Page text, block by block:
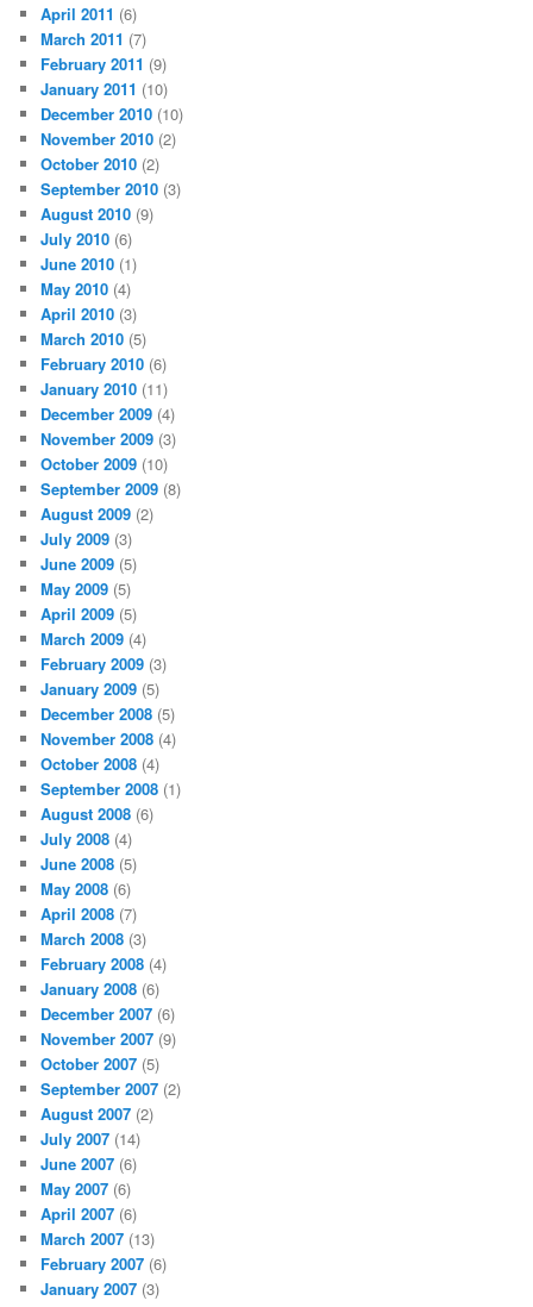
April 2011 (6)
March 2011 (7)
February 2011 (9)
January 2011 (10)
December 2010 (10)
November 2010 (2)
October 2010 (2)
September 2010 (3)
August 2010 (9)
July 2010 (6)
June 2010 (1)
May 2010 (4)
April 2010 (3)
March 2010 (5)
February 2010 (6)
January 2010 (11)
December 2009 (4)
November 2009 (3)
October 2009 (10)
September 2009 (8)
August 2009 (2)
July 2009 (3)
June 2009 (5)
May 2009 (5)
April 2009 (5)
March 2009 (4)
February 2009 (3)
January 2009 (5)
December 2008 (5)
November 2008 (4)
October 2008 (4)
September 2008 (1)
August 2008 (6)
July 2008 (4)
June 2008 (5)
May 2008 (6)
April 2008 (7)
March 2008 (3)
February 2008 (4)
January 2008 (6)
December 2007 (6)
November 2007 (9)
October 2007 (5)
September 2007 (2)
August 2007 (2)
July 2007 (14)
June 2007 (6)
May 2007 (6)
April 2007 (6)
March 2007 (13)
February 2007 (6)
January 2007 (3)